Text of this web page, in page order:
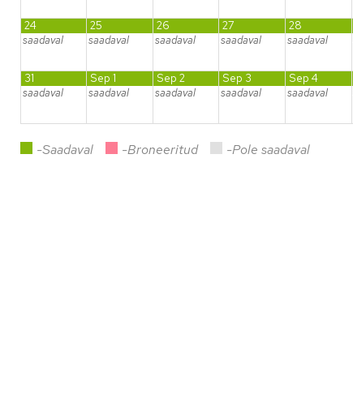
24
saadaval
25
saadaval
26
saadaval
27
saadaval
28
saadaval
31
saadaval
Sep 1
saadaval
Sep 2
saadaval
Sep 3
saadaval
Sep 4
saadaval
-Saadaval -Broneeritud -Pole saadaval